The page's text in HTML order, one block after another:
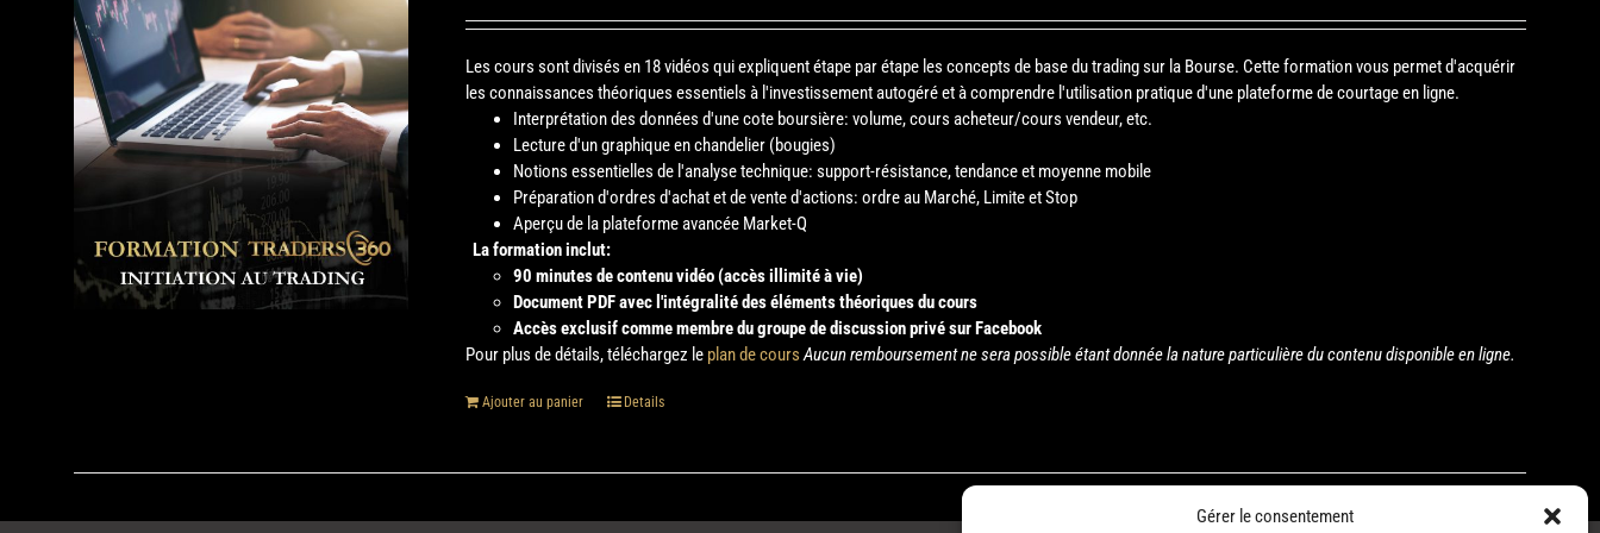
Gérer le consentement
Les cours sont divisés en 18 vidéos qui expliquent étape par étape les concepts de base du trading sur la Bourse. Cette formation vous permet d'acquérir
les connaissances théoriques essentiels à l'investissement autogéré et à comprendre l'utilisation pratique d'une plateforme de courtage en ligne.
Interprétation des données d'une cote boursière: volume, cours acheteur/cours vendeur, etc.
Lecture d'un graphique en chandelier (bougies)
Notions essentielles de l'analyse technique: support-résistance, tendance et moyenne mobile
Préparation d'ordres d'achat et de vente d'actions: ordre au Marché, Limite et Stop
Aperçu de la plateforme avancée Market-Q
La formation inclut:
90 minutes de contenu vidéo (accès illimité à vie)
Document PDF avec l'intégralité des éléments théoriques du cours
Accès exclusif comme membre du groupe de discussion privé sur Facebook
Pour plus de détails, téléchargez le plan de cours Aucun remboursement ne sera possible étant donnée la nature particulière du contenu disponible en ligne.
Ajouter au panier Details